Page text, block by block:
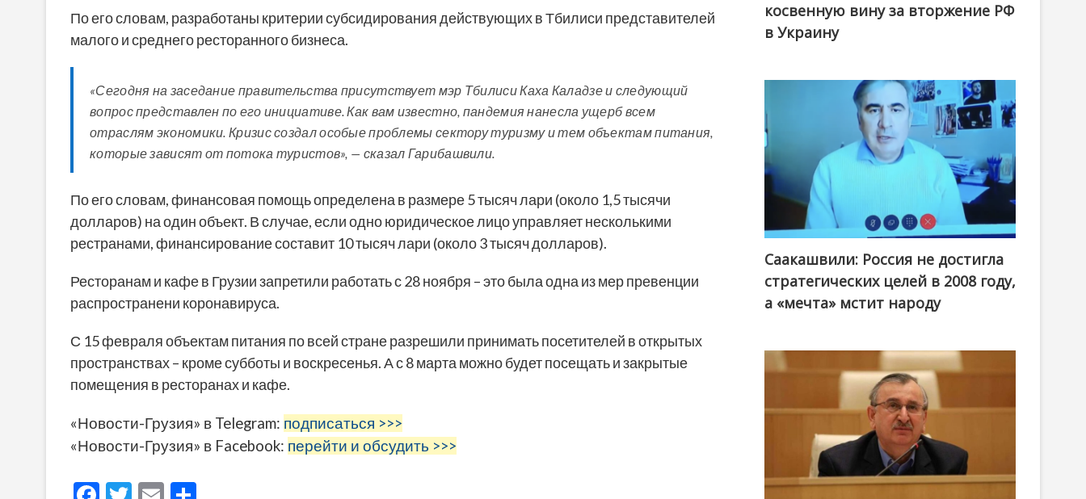
По его словам, разработаны критерии субсидирования действующих в Тбилиси представителей
малого и среднего ресторанного бизнеса.
«Сегодня на заседание правительства присутствует мэр Тбилиси Каха Каладзе и следующий
вопрос представлен по его инициативе. Как вам известно, пандемия нанесла ущерб всем
отраслям экономики. Кризис создал особые проблемы сектору туризму и тем объектам питания,
которые зависят от потока туристов», — сказал Гарибашвили.
По его словам, финансовая помощь определена в размере 5 тысяч лари (около 1,5 тысячи
долларов) на один объект. В случае, если одно юридическое лицо управляет несколькими
рестранами, финансирование составит 10 тысяч лари (около 3 тысяч долларов).
Ресторанам и кафе в Грузии запретили работать с 28 ноября – это была одна из мер превенции
распространени коронавируса.
С 15 февраля объектам питания по всей стране разрешили принимать посетителей в открытых
пространствах – кроме субботы и воскресенья. А с 8 марта можно будет посещать и закрытые
помещения в ресторанах и кафе.
«Новости-Грузия» в Telegram: подписаться >>>
«Новости-Грузия» в Facebook: перейти и обсудить >>>
косвенную вину за вторжение РФ
в Украину
Саакашвили: Россия не достигла
стратегических целей в 2008 году,
а «мечта» мстит народу